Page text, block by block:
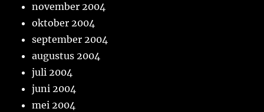
november 2004
oktober 2004
september 2004
augustus 2004
juli 2004
juni 2004
mei 2004